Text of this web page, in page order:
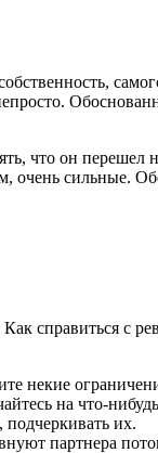
что он перешел
сильные.
справиться с
некие
на что-
подчеркивать их.
партнера